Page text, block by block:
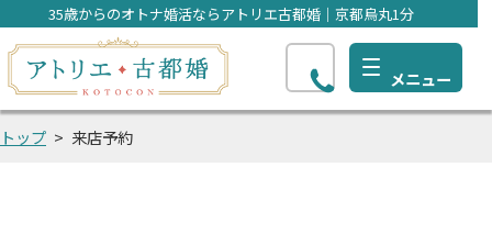
35歳からのオトナ婚活ならアトリエ古都婚｜京都烏丸1分
トップ 来店予約